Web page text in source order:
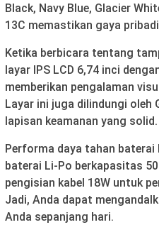
Black, Navy Blue, Glacier
13C memastikan gaya
Ketika berbicara tentang
layar IPS LCD 6,74 inci
memberikan pengalaman
Layar ini juga dilindungi oleh
lapisan keamanan yang solid.
Performa daya tahan baterai
baterai Li-Po berkapasitas
pengisian kabel 18W untuk
Jadi, Anda dapat
Anda sepanjang hari.